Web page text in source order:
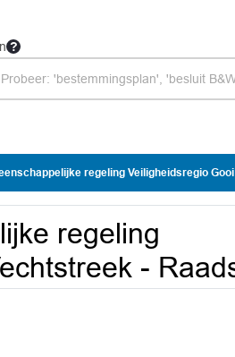
regeling Veiligheidsregio Gooi en Vechtstreek -
regeling
-